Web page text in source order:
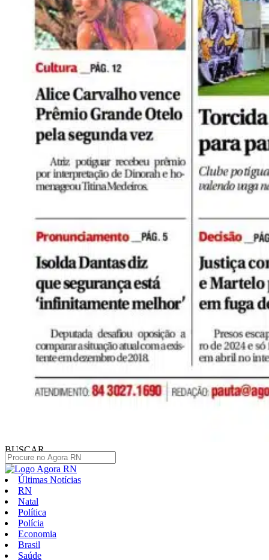
BUSCAR
Últimas Notícias
RN
Natal
Política
Polícia
Economia
Brasil
Saúde